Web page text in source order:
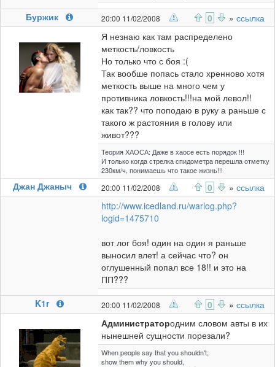
Буржик
20:00 11/02/2008 0 » ссылка
Я незнаю как там распределено
меткость/ловкость
Но только что с боя :(
Так вообше попась стало хренново хотя
меткость выше на много чем у
противника ловкость!!!на мой левол!!
как так?? что поподаю в руку а раньше с
такого ж растояния в голову или
живот???
Теория ХАОСА: Даже в хаосе есть порядок !!!
И только когда стрелка спидометра перешла отметку
230км/ч, понимаешь что такое жизнь!!!
Джан Джаныч 20:00 11/02/2008 0 » ссылка
http://www.icedland.ru/warlog.php?
logid=1475710
вот лог боя! один на один я раньше
выносил влет! а сейчас что? он
оглушенный попал все 18!! и это на
ПП???
K1r
20:00 11/02/2008 0 » ссылка
Администратородним словом авты в их
нынешней сущности порезали?
When people say that you shouldn't,
show them why you should,